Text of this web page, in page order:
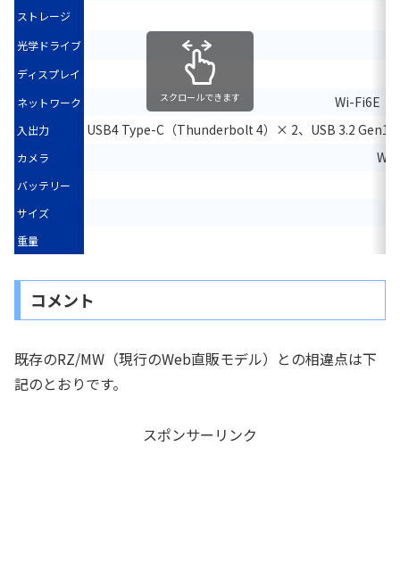
ストレージ
光学ドライブ
ディスプレイ
ネットワーク
Wi-Fi6E（
入出力 USB4 Type-C（Thunderbolt 4）× 2、USB 3.2 Gen1
カメラ
バッテリー
サイズ
重量
スクロールできます
コメント
既存のRZ/MW（現行のWeb直販モデル）との相違点は下
記のとおりです。
スポンサーリンク